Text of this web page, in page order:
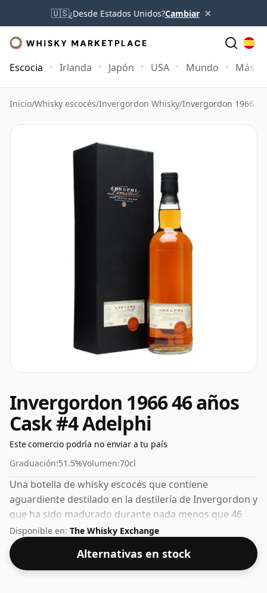
🇺🇸¿Desde Estados Unidos?Cambiar ×
Escocia Irlanda Japón USA Mundo Más
Inicio/Whisky escocés/Invergordon Whisky/Invergordon 1966
Invergordon 1966 46 años
Cask #4 Adelphi
Este comercio podría no enviar a tu país
Graduación:51.5%Volumen:70cl
Una botella de whisky escocés que contiene
aguardiente destilado en la destilería de Invergordon y
que ha sido madurado durante nada menos que 46
años en barricas de roble. Con 51,5% ABV, este
contenido de alcohol es más que aceptable.
Embotellado en el tamaño estándar de 70 cl.
Disponible en: The Whisky Exchange
Alternativas en stock